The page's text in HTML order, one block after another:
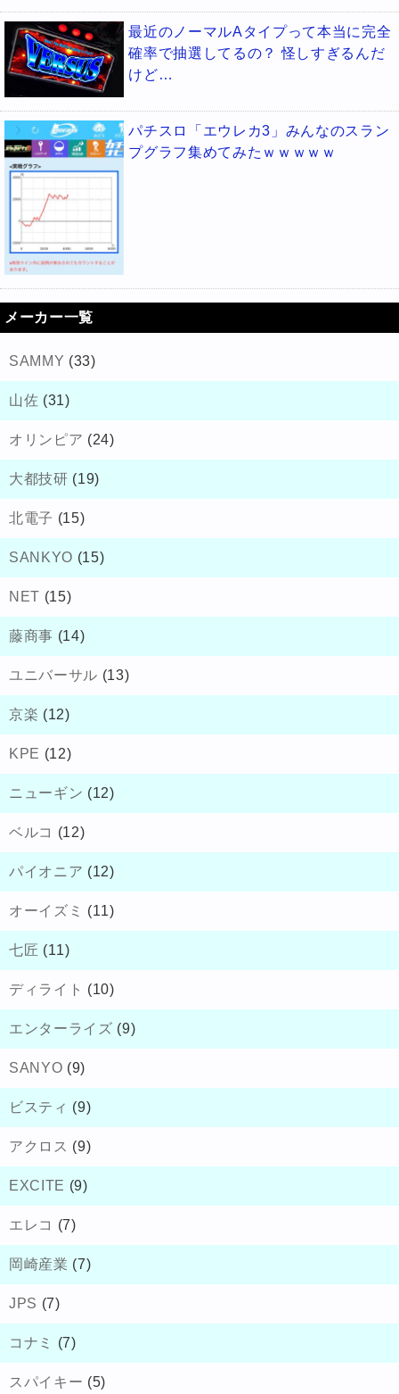
最近のノーマルAタイプって本当に完全
確率で抽選してるの？ 怪しすぎるんだ
けど…
パチスロ「エウレカ3」みんなのスラン
プグラフ集めてみたｗｗｗｗｗ
メーカー一覧
SAMMY (33)
山佐 (31)
オリンピア (24)
大都技研 (19)
北電子 (15)
SANKYO (15)
NET (15)
藤商事 (14)
ユニバーサル (13)
京楽 (12)
KPE (12)
ニューギン (12)
ベルコ (12)
パイオニア (12)
オーイズミ (11)
七匠 (11)
ディライト (10)
エンターライズ (9)
SANYO (9)
ビスティ (9)
アクロス (9)
EXCITE (9)
エレコ (7)
岡崎産業 (7)
JPS (7)
コナミ (7)
スパイキー (5)